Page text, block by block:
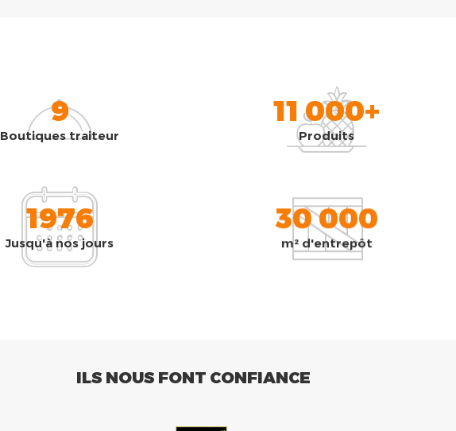
9
Boutiques traiteur
11 000+
Produits
1976
Jusqu'à nos jours
30 000
m² d'entrepôt
ILS NOUS FONT CONFIANCE